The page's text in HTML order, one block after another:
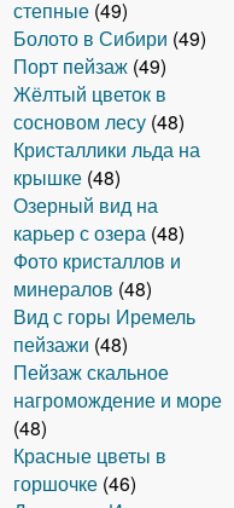
степные (49)
Болото в Сибири (49)
Порт пейзаж (49)
Жёлтый цветок в
сосновом лесу (48)
Кристаллики льда на
крышке (48)
Озерный вид на
карьер с озера (48)
Фото кристаллов и
минералов (48)
Вид с горы Иремель
пейзажи (48)
Пейзаж скальное
нагромождение и море
(48)
Красные цветы в
горшочке (46)